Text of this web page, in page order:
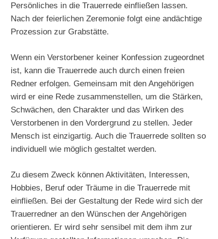
Persönliches in die Trauerrede einfließen lassen.
Nach der feierlichen Zeremonie folgt eine andächtige
Prozession zur Grabstätte.
Wenn ein Verstorbener keiner Konfession zugeordnet
ist, kann die Trauerrede auch durch einen freien
Redner erfolgen. Gemeinsam mit den Angehörigen
wird er eine Rede zusammenstellen, um die Stärken,
Schwächen, den Charakter und das Wirken des
Verstorbenen in den Vordergrund zu stellen. Jeder
Mensch ist einzigartig. Auch die Trauerrede sollten so
individuell wie möglich gestaltet werden.
Zu diesem Zweck können Aktivitäten, Interessen,
Hobbies, Beruf oder Träume in die Trauerrede mit
einfließen. Bei der Gestaltung der Rede wird sich der
Trauerredner an den Wünschen der Angehörigen
orientieren. Er wird sehr sensibel mit dem ihm zur